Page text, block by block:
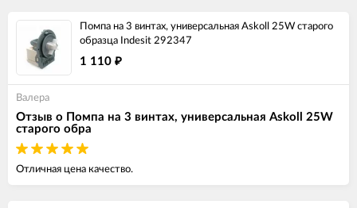
Помпа на 3 винтах, универсальная Askoll 25W старого
образца Indesit 292347
1 110 ₽
Валера
Отзыв о Помпа на 3 винтах, универсальная Askoll 25W
старого обра
Отличная цена качество.